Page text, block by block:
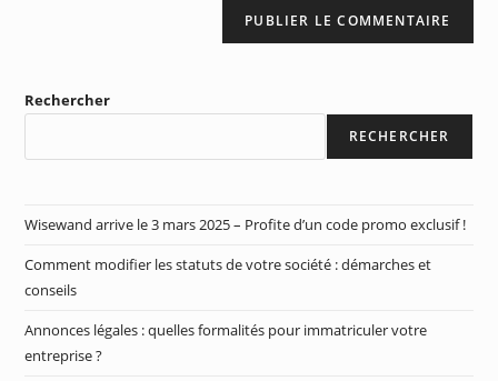
Rechercher
RECHERCHER
Wisewand arrive le 3 mars 2025 – Profite d’un code promo exclusif !
Comment modifier les statuts de votre société : démarches et
conseils
Annonces légales : quelles formalités pour immatriculer votre
entreprise ?